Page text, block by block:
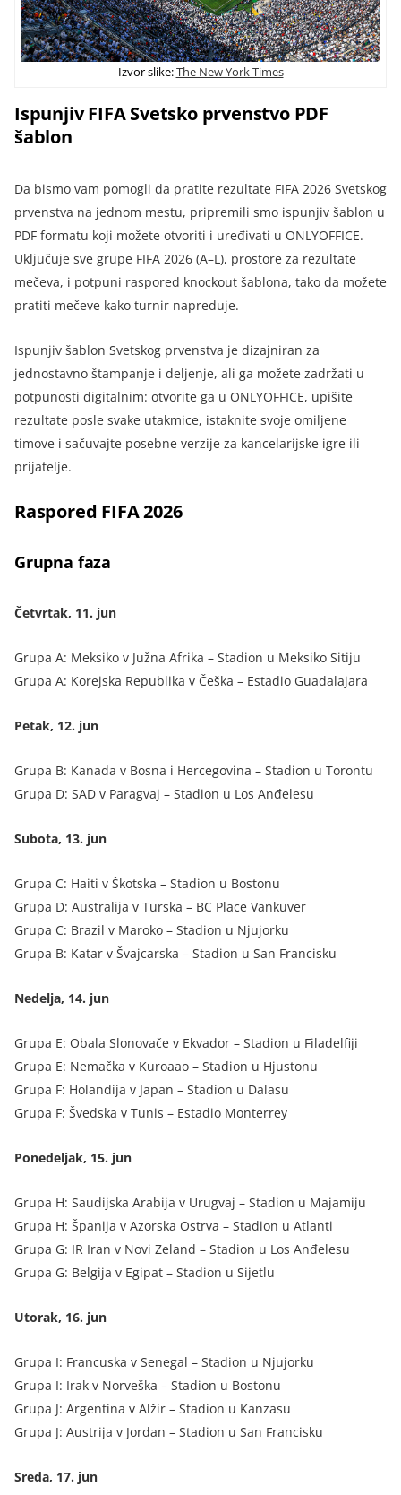
Izvor slike:The New York Times
Ispunjiv FIFA Svetsko prvenstvo PDF
šablon
Da bismo vam pomogli da pratite rezultate FIFA 2026 Svetskog
prvenstva na jednom mestu, pripremili smo ispunjiv šablon u
PDF formatu koji možete otvoriti i uređivati u ONLYOFFICE.
Uključuje sve grupe FIFA 2026 (A–L), prostore za rezultate
mečeva, i potpuni raspored knockout šablona, tako da možete
pratiti mečeve kako turnir napreduje.
Ispunjiv šablon Svetskog prvenstva je dizajniran za
jednostavno štampanje i deljenje, ali ga možete zadržati u
potpunosti digitalnim: otvorite ga u ONLYOFFICE, upišite
rezultate posle svake utakmice, istaknite svoje omiljene
timove i sačuvajte posebne verzije za kancelarijske igre ili
prijatelje.
Raspored FIFA 2026
Grupna faza
Četvrtak, 11. jun
Grupa A: Meksiko v Južna Afrika – Stadion u Meksiko Sitiju
Grupa A: Korejska Republika v Češka – Estadio Guadalajara
Petak, 12. jun
Grupa B: Kanada v Bosna i Hercegovina – Stadion u Torontu
Grupa D: SAD v Paragvaj – Stadion u Los Anđelesu
Subota, 13. jun
Grupa C: Haiti v Škotska – Stadion u Bostonu
Grupa D: Australija v Turska – BC Place Vankuver
Grupa C: Brazil v Maroko – Stadion u Njujorku
Grupa B: Katar v Švajcarska – Stadion u San Francisku
Nedelja, 14. jun
Grupa E: Obala Slonovače v Ekvador – Stadion u Filadelfiji
Grupa E: Nemačka v Kuroaao – Stadion u Hjustonu
Grupa F: Holandija v Japan – Stadion u Dalasu
Grupa F: Švedska v Tunis – Estadio Monterrey
Ponedeljak, 15. jun
Grupa H: Saudijska Arabija v Urugvaj – Stadion u Majamiju
Grupa H: Španija v Azorska Ostrva – Stadion u Atlanti
Grupa G: IR Iran v Novi Zeland – Stadion u Los Anđelesu
Grupa G: Belgija v Egipat – Stadion u Sijetlu
Utorak, 16. jun
Grupa I: Francuska v Senegal – Stadion u Njujorku
Grupa I: Irak v Norveška – Stadion u Bostonu
Grupa J: Argentina v Alžir – Stadion u Kanzasu
Grupa J: Austrija v Jordan – Stadion u San Francisku
Sreda, 17. jun